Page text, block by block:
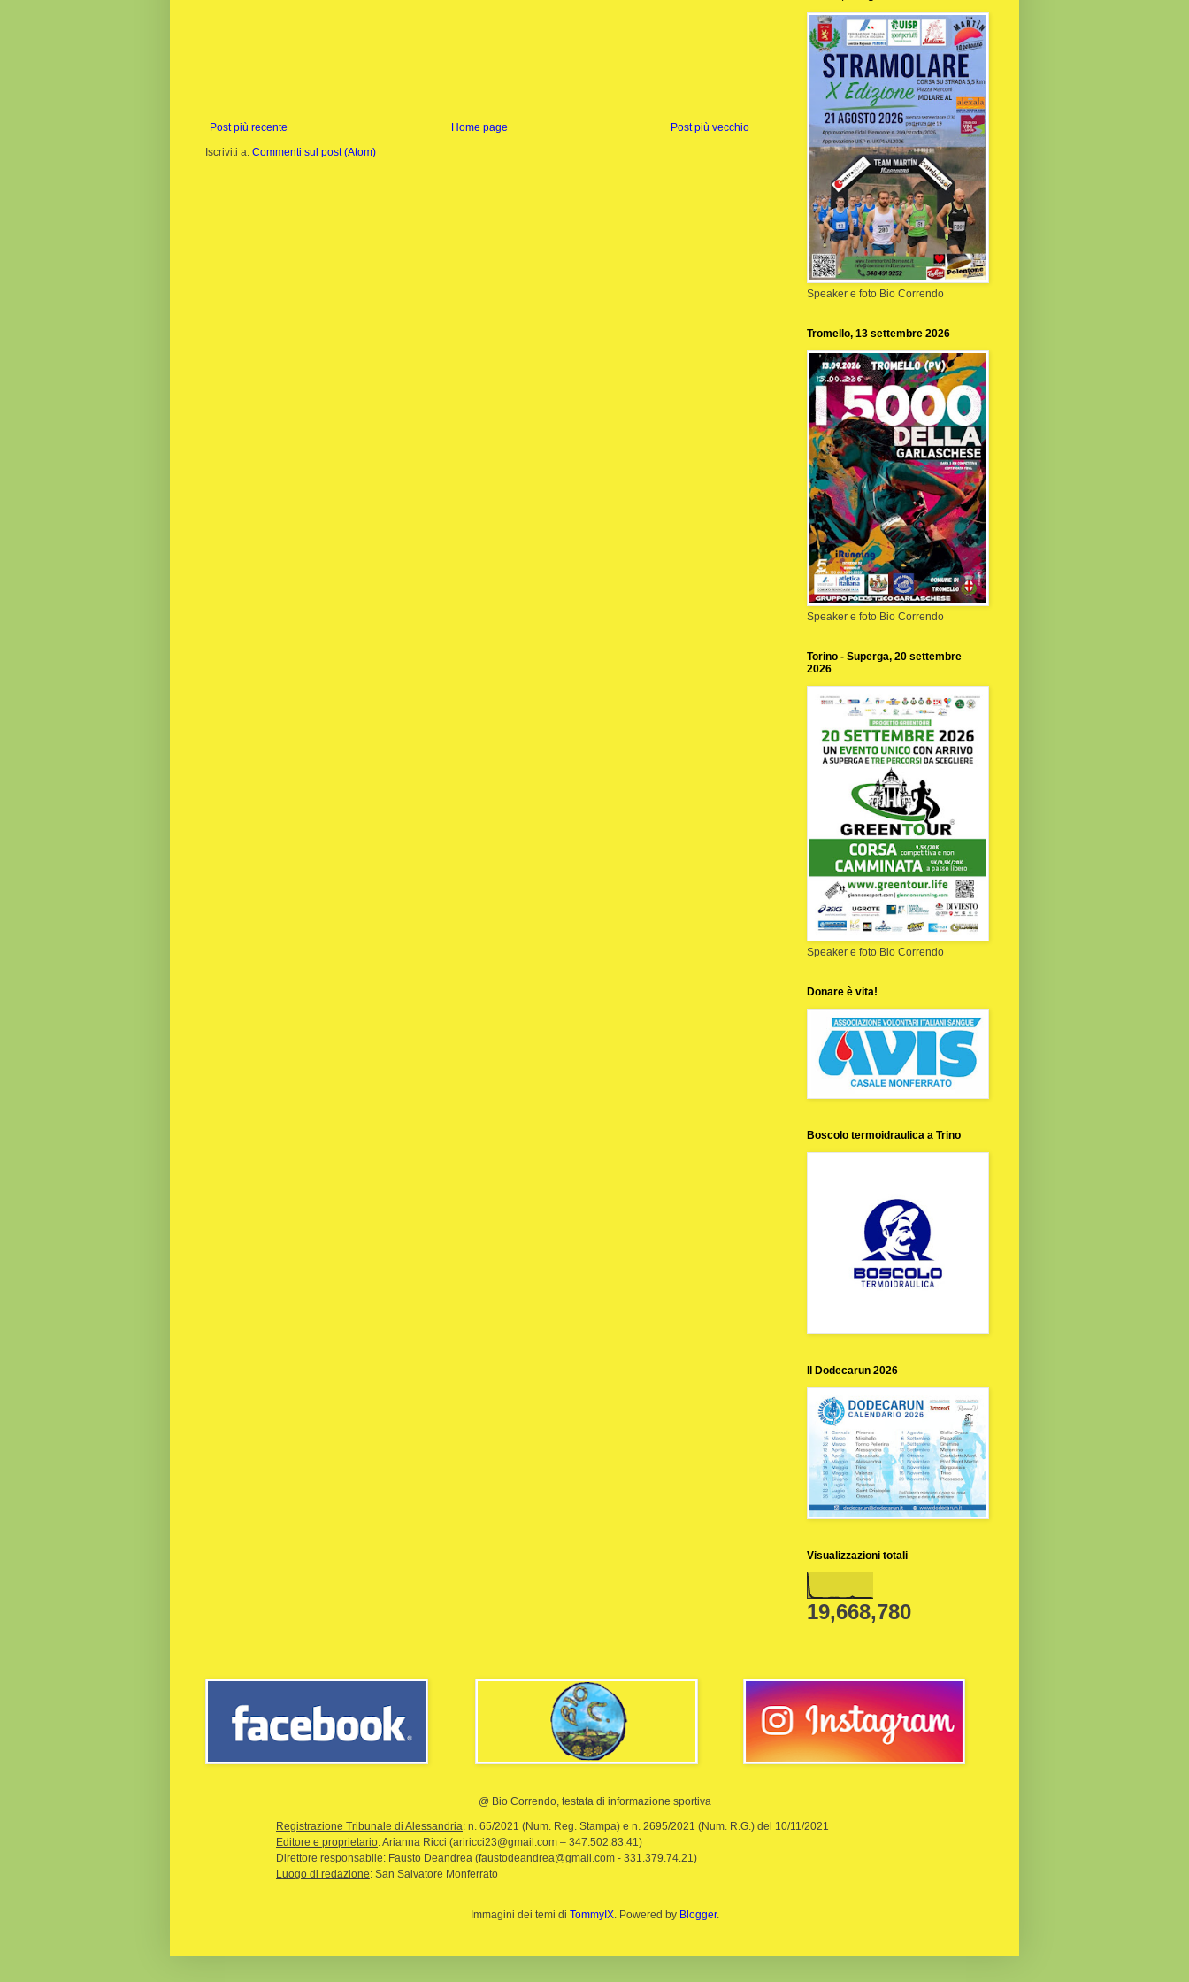
Post più recente Post più vecchio
Home page
Iscriviti a: Commenti sul post (Atom)
Speaker e foto Bio Correndo
Tromello, 13 settembre 2026
Speaker e foto Bio Correndo
Torino - Superga, 20 settembre
2026
Speaker e foto Bio Correndo
Donare è vita!
Boscolo termoidraulica a Trino
Il Dodecarun 2026
Visualizzazioni totali
19,668,780
@ Bio Correndo, testata di informazione sportiva
Registrazione Tribunale di Alessandria: n. 65/2021 (Num. Reg. Stampa) e n. 2695/2021 (Num. R.G.) del 10/11/2021
Editore e proprietario: Arianna Ricci (ariricci23@gmail.com – 347.502.83.41)
Direttore responsabile: Fausto Deandrea (faustodeandrea@gmail.com - 331.379.74.21)
Luogo di redazione: San Salvatore Monferrato
Immagini dei temi di TommyIX. Powered by Blogger.